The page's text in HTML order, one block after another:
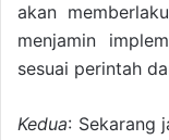
akan
menjamin
sesuai perintah
Kedua: Sekarang